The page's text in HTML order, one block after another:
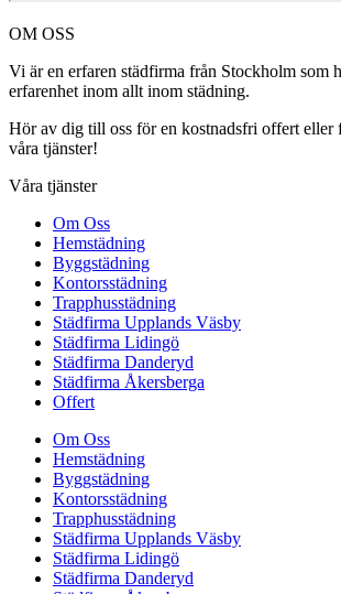
OM OSS
Vi är en erfaren städfirma från Stockholm som
erfarenhet inom allt inom städning.
Hör av dig till oss för en kostnadsfri offert eller
våra tjänster!
Våra tjänster
Om Oss
Hemstädning
Byggstädning
Kontorsstädning
Trapphusstädning
Städfirma Upplands Väsby
Städfirma Lidingö
Städfirma Danderyd
Städfirma Åkersberga
Offert
Om Oss
Hemstädning
Byggstädning
Kontorsstädning
Trapphusstädning
Städfirma Upplands Väsby
Städfirma Lidingö
Städfirma Danderyd